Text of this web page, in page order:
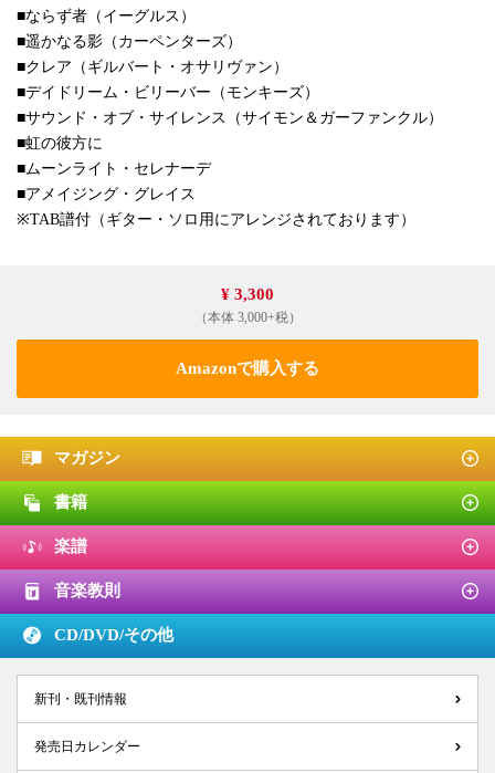
■ならず者（イーグルス）
■遥かなる影（カーペンターズ）
■クレア（ギルバート・オサリヴァン）
■デイドリーム・ビリーバー（モンキーズ）
■サウンド・オブ・サイレンス（サイモン＆ガーファンクル）
■虹の彼方に
■ムーンライト・セレナーデ
■アメイジング・グレイス
※TAB譜付（ギター・ソロ用にアレンジされております）
¥ 3,300
（本体 3,000+税）
Amazonで購入する
マガジン
書籍
楽譜
音楽教則
CD/DVD/その他
新刊・既刊情報
発売日カレンダー